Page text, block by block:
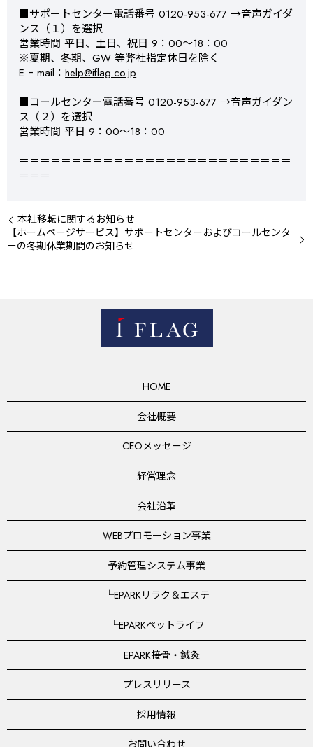
■サポートセンター電話番号 0120-953-677 →音声ガイダ
ンス（１）を選択
営業時間 平日、土日、祝日 9：00～18：00
※夏期、冬期、GW 等弊社指定休日を除く
E ｰ mail：help@iflag.co.jp
■コールセンター電話番号 0120-953-677 →音声ガイダン
ス（２）を選択
営業時間 平日 9：00～18：00
＝＝＝＝＝＝＝＝＝＝＝＝＝＝＝＝＝＝＝＝＝＝＝＝＝＝
＝＝＝
本社移転に関するお知らせ
【ホームページサービス】サポートセンターおよびコールセンタ
ーの冬期休業期間のお知らせ
HOME
会社概要
CEOメッセージ
経営理念
会社沿革
WEBプロモーション事業
予約管理システム事業
└EPARKリラク＆エステ
└EPARKペットライフ
└EPARK接骨・鍼灸
プレスリリース
採用情報